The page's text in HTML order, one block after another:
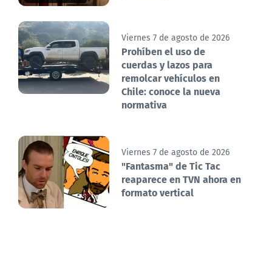
Viernes 7 de agosto de 2026
Prohíben el uso de
cuerdas y lazos para
remolcar vehículos en
Chile: conoce la nueva
normativa
Viernes 7 de agosto de 2026
"Fantasma" de Tic Tac
reaparece en TVN ahora en
formato vertical